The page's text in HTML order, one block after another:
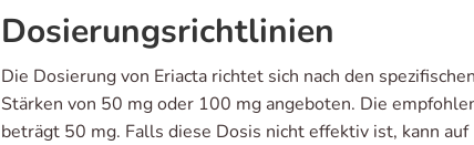
Dosierungsrichtlinien
Die Dosierung von Eriacta richtet sich nach den
Stärken von 50 mg oder 100 mg angeboten. Die
beträgt 50 mg. Falls diese Dosis nicht effektiv ist, kann